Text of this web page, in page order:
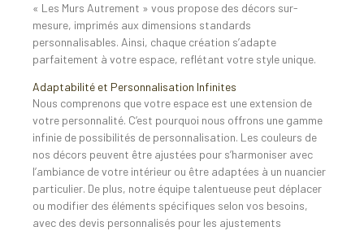
« Les Murs Autrement » vous propose des décors sur-
mesure, imprimés aux dimensions standards
personnalisables. Ainsi, chaque création s’adapte
parfaitement à votre espace, reflétant votre style unique.
Adaptabilité et Personnalisation Infinites
Nous comprenons que votre espace est une extension de
votre personnalité. C’est pourquoi nous offrons une gamme
infinie de possibilités de personnalisation. Les couleurs de
nos décors peuvent être ajustées pour s’harmoniser avec
l’ambiance de votre intérieur ou être adaptées à un nuancier
particulier. De plus, notre équipe talentueuse peut déplacer
ou modifier des éléments spécifiques selon vos besoins,
avec des devis personnalisés pour les ajustements